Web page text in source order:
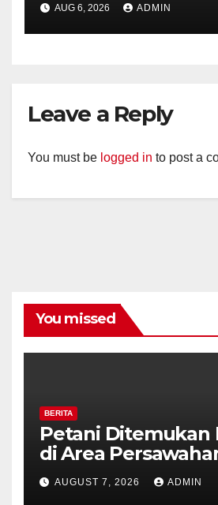
Perkuat
Diajak Aktifkan
AUG 6, 2026 ADMIN
Leave a Reply
You must be logged in to post a
You missed
BERITA
Petani Ditemukan
di Area
Polisi Pastikan
Tanda Kekerasan
AUGUST 7, 2026 ADMIN